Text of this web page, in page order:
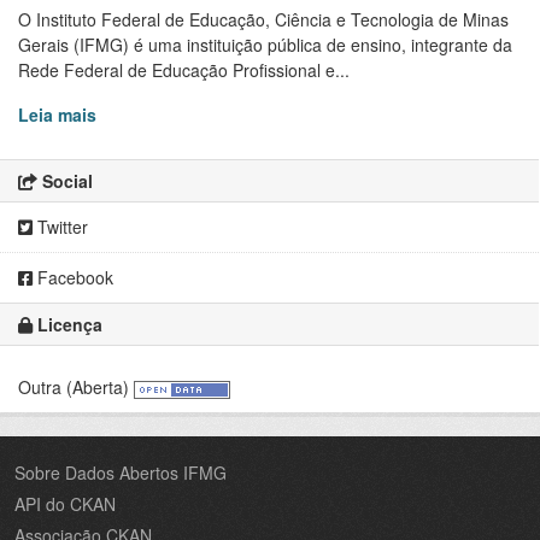
O Instituto Federal de Educação, Ciência e Tecnologia de Minas
Gerais (IFMG) é uma instituição pública de ensino, integrante da
Rede Federal de Educação Profissional e...
Leia mais
Social
Twitter
Facebook
Licença
Outra (Aberta)
Sobre Dados Abertos IFMG
API do CKAN